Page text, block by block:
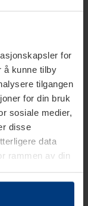
for
å kunne tilby
tilgangen
for din bruk
sosiale medier,
disse
data
rammen av din
på din
for drift av